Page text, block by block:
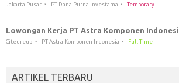
Jakarta Pusat PT Dana Purna Investama Temporary
Lowongan Kerja PT Astra Komponen
Citeureup PT Astra Komponen Indonesia Full Time
ARTIKEL TERBARU